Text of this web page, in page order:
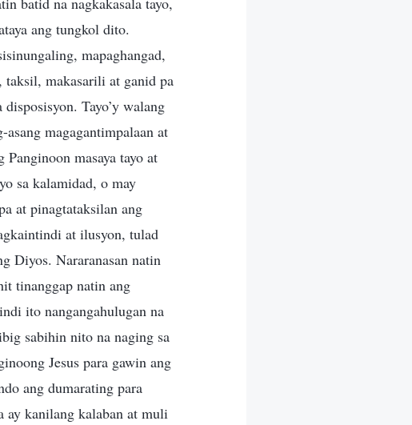
ang tungkol dito.
mapaghangad,
taksil, makasarili at ganid pa
Tayo’y walang
magagantimpalaan at
masaya tayo at
sa kalamidad, o may
at pinagtataksilan ang
at ilusyon, tulad
Diyos. Nararanasan natin
tinanggap natin ang
ito nangangahulugan na
sabihin nito na naging sa
Jesus para gawin ang
ang dumarating para
ay kanilang kalaban at muli